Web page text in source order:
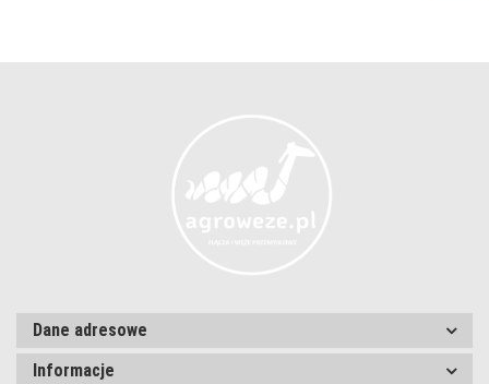
Dane adresowe
Informacje